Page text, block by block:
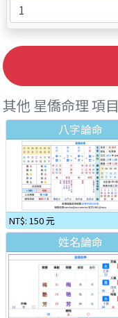
其他 星僑命理 項目
八字論命
NT$: 150 元
姓名論命